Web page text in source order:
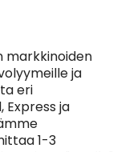
markkinoiden
ja
eri
ja
1-3